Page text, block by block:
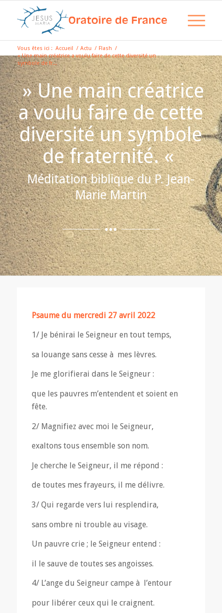
Vous êtes ici : Accueil / Actu / Flash /
« Une main créatrice a voulu faire de cette diversité un
symbole de fr...
» Une main créatrice
a voulu faire de cette
diversité un symbole
de fraternité. «
Méditation biblique du P. Jean-
Marie Martin
Psaume du mercredi 27 avril 2022
1/ Je bénirai le Seigneur en tout temps,
sa louange sans cesse à mes lèvres.
Je me glorifierai dans le Seigneur :
que les pauvres m’entendent et soient en
fête.
2/ Magnifiez avec moi le Seigneur,
exaltons tous ensemble son nom.
Je cherche le Seigneur, il me répond :
de toutes mes frayeurs, il me délivre.
3/ Qui regarde vers lui resplendira,
sans ombre ni trouble au visage.
Un pauvre crie ; le Seigneur entend :
il le sauve de toutes ses angoisses.
4/ L’ange du Seigneur campe à l’entour
pour libérer ceux qui le craignent.